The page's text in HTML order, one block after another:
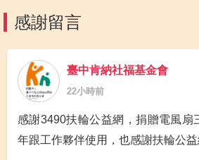
感謝留言
臺中肯納社福基金會
22小時前
感謝3490扶輪公益網，捐贈電風扇
年跟工作夥伴使用，也感謝扶輪公益